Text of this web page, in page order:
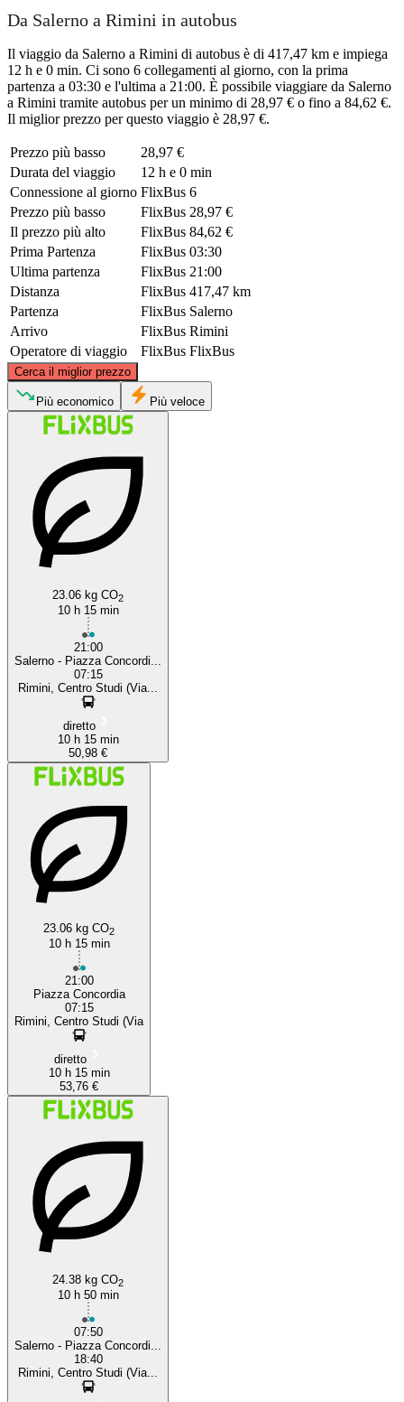
Da Salerno a Rimini in autobus
Il viaggio da Salerno a Rimini di autobus è di 417,47 km e impiega
12 h e 0 min. Ci sono 6 collegamenti al giorno, con la prima
partenza a 03:30 e l'ultima a 21:00. È possibile viaggiare da Salerno
a Rimini tramite autobus per un minimo di 28,97 € o fino a 84,62 €.
Il miglior prezzo per questo viaggio è 28,97 €.
Prezzo più basso
28,97 €
Durata del viaggio
12 h e 0 min
Connessione al giorno FlixBus 6
Prezzo più basso
FlixBus 28,97 €
Il prezzo più alto
FlixBus 84,62 €
Prima Partenza
FlixBus 03:30
Ultima partenza
FlixBus 21:00
Distanza
FlixBus 417,47 km
Partenza
FlixBus Salerno
Arrivo
FlixBus Rimini
Operatore di viaggio
FlixBus FlixBus
Cerca il miglior prezzo
Rimini
©CARTO
Più economico Più veloce
23.06 kg CO2
10 h 15 min
21:00
Salerno - Piazza Concordi...
07:15
Rimini, Centro Studi (Via...
diretto
10 h 15 min
50,98 €
23.06 kg CO2
10 h 15 min
21:00
Piazza Concordia
07:15
Rimini, Centro Studi (Via
diretto
10 h 15 min
53,76 €
24.38 kg CO2
10 h 50 min
07:50
Salerno - Piazza Concordi...
18:40
Rimini, Centro Studi (Via...